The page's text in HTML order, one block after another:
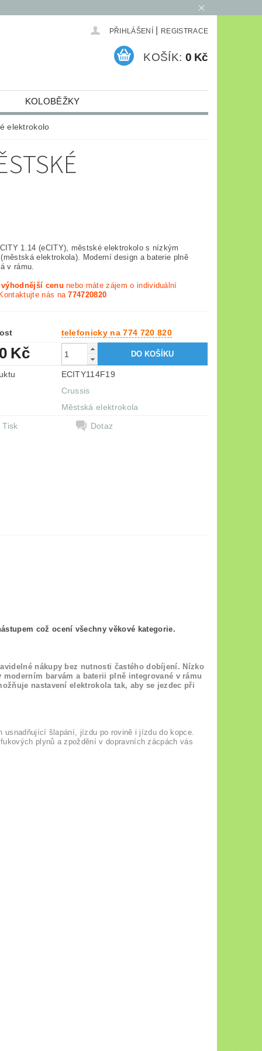
PŘIHLÁŠENÍ REGISTRACE
KOŠÍK: 0 Kč
KOLOBĚŽKY
ELEKTRO
elektrokolo
1.14 (eCITY), městské elektrokolo s nízkým
elektrokola). Moderní design a baterie plně
v rámu.
cenu nebo máte zájem o individuální
nás na774720820
telefonicky na 774 720 820
Kč
ECITY114F19
Crussis
Městská elektrokola
Tisk
Dotaz
což ocení všechny věkové kategorie.
nákupy bez nutnosti častého dobíjení. Nízko
barvám a baterii plně integrované v rámu
nastavení elektrokola tak, aby se jezdec při
šlapání, jízdu po rovině i jízdu do kopce.
plynů a zpoždění v dopravních zácpách vás